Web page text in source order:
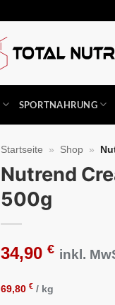
SPORTNAHRUNG
Startseite » Shop »
Nutrend
500g
34,90€ inkl.
69,80€ / kg